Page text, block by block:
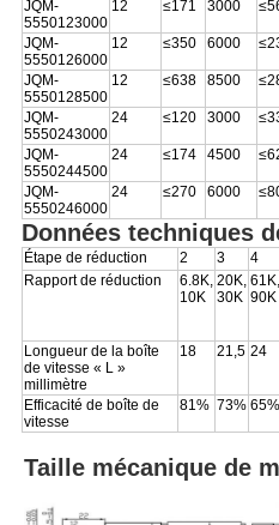
JQM-
5550123000
12 ≤171 3000
JQM-
5550126000
12 ≤350 6000
JQM-
5550128500
12 ≤638 8500
JQM-
5550243000
24 ≤120 3000
JQM-
5550244500
24 ≤174 4500
JQM-
5550246000
24 ≤270 6000
Données techniques
Étape de réduction 2 3 4
Rapport de réduction
6.8K,
10K
20K,
30K
61K,
90K
Longueur de la boîte
de vitesse « L »
millimètre
18 21,5 24
Efficacité de boîte de
vitesse
81% 73% 65%
Taille mécanique de